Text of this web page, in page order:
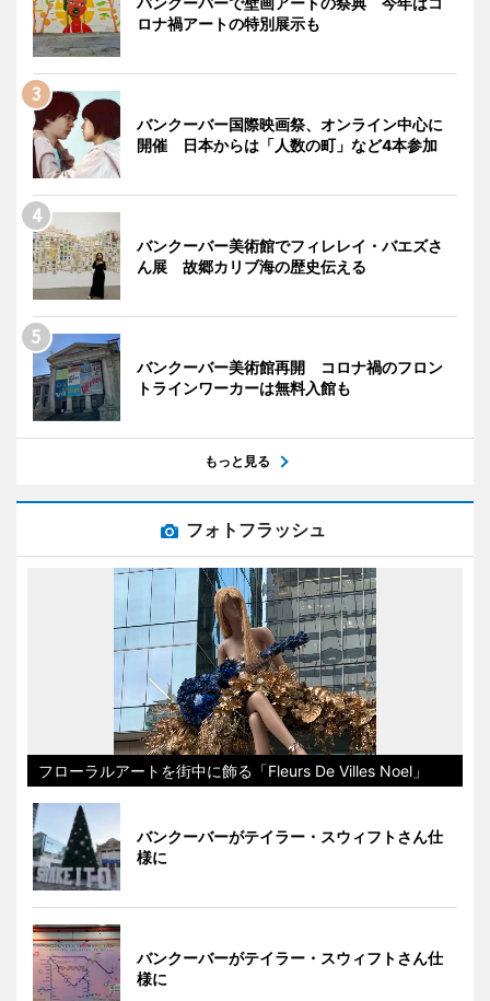
ロナ禍アートの特別展示も
バンクーバー国際映画祭、オンライン中心に
開催 日本からは「人数の町」など4本参加
バンクーバー美術館でフィレレイ・バエズさ
ん展 故郷カリブ海の歴史伝える
バンクーバー美術館再開 コロナ禍のフロン
トラインワーカーは無料入館も
もっと見る
フォトフラッシュ
フローラルアートを街中に飾る「Fleurs De Villes Noel」
バンクーバーがテイラー・スウィフトさん仕
様に
バンクーバーがテイラー・スウィフトさん仕
様に